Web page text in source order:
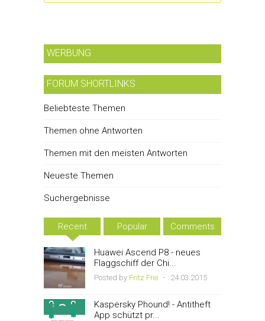
WERBUNG
FORUM SHORTLINKS
Beliebteste Themen
Themen ohne Antworten
Themen mit den meisten Antworten
Neueste Themen
Suchergebnisse
Recent Popular Comments
Huawei Ascend P8 - neues
Flaggschiff der Chi...
Posted by Fritz Frei - 24.03.2015
Kaspersky Phound! - Antitheft
App schützt pr...